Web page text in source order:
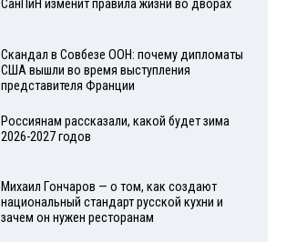
СанПиН изменит правила жизни во дворах
Скандал в Совбезе ООН: почему дипломаты
США вышли во время выступления
представителя Франции
Россиянам рассказали, какой будет зима
2026-2027 годов
Михаил Гончаров — о том, как создают
национальный стандарт русской кухни и
зачем он нужен ресторанам